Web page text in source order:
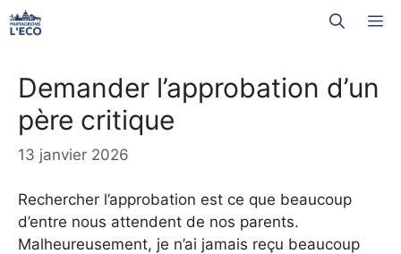
Aller
au
Demander l’approbation d’un
père critique
13 janvier 2026
Rechercher l’approbation est ce que beaucoup
d’entre nous attendent de nos parents.
Malheureusement, je n’ai jamais reçu beaucoup